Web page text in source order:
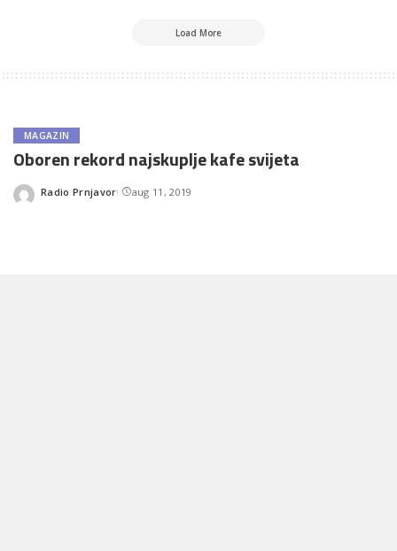
Load More
MAGAZIN
Oboren rekord najskuplje kafe svijeta
Posted
Radio Prnjavor aug 11, 2019